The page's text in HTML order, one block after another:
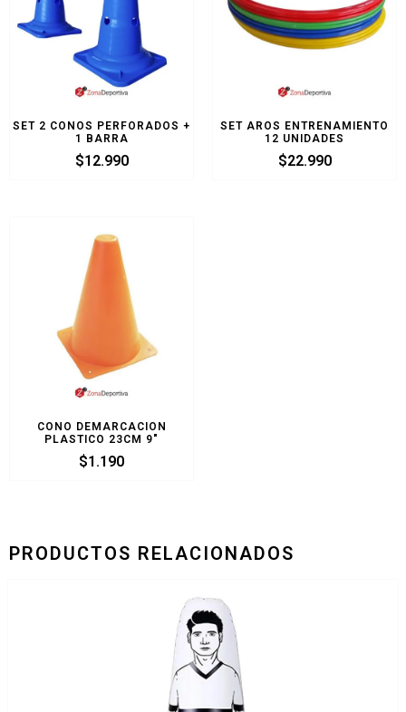
SET 2 CONOS PERFORADOS +
1 BARRA
$12.990
SET AROS ENTRENAMIENTO
12 UNIDADES
$22.990
CONO DEMARCACION
PLASTICO 23CM 9″
$1.190
PRODUCTOS RELACIONADOS